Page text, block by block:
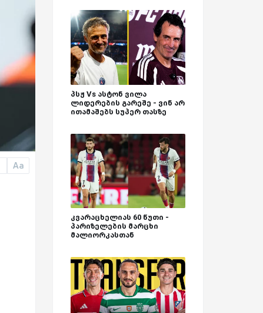
Aa
პსჟ Vs ასტონ ვილა
ლიდერების გარეშე - ვინ არ
ითამაშებს სუპერ თასზე
კვარაცხელიას 60 წუთი -
პარიზელების მარცხი
მალიორკასთან